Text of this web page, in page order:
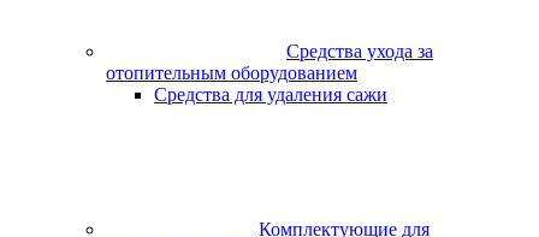
Средства ухода за
отопительным оборудованием
Средства для удаления сажи
Комплектующие для